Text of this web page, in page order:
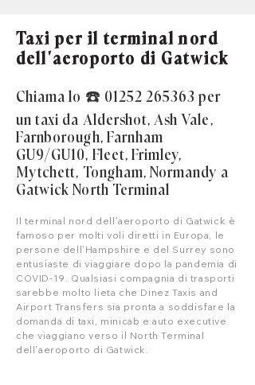
Taxi per il terminal nord
dell'aeroporto di Gatwick
Chiama lo ☎️ 01252 265363 per
un taxi da Aldershot, Ash Vale,
Farnborough, Farnham
GU9/GU10, Fleet, Frimley,
Mytchett, Tongham, Normandy a
Gatwick North Terminal
Il terminal nord dell'aeroporto di Gatwick è
famoso per molti voli diretti in Europa, le
persone dell'Hampshire e del Surrey sono
entusiaste di viaggiare dopo la pandemia di
COVID-19. Qualsiasi compagnia di trasporti
sarebbe molto lieta che Dinez Taxis and
Airport Transfers sia pronta a soddisfare la
domanda di taxi, minicab e auto executive
che viaggiano verso il North Terminal
dell'aeroporto di Gatwick.